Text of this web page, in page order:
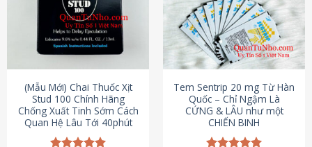
Các
tùy
chọn
được
chọn
trên
trang
sản
Các
tùy
chọn
có
thể
chọn
trên
trang
sản
(Mẫu Mới) Chai Thuốc Xịt
Stud 100 Chính Hãng
Chống Xuất Tinh Sớm Cách
Quan Hệ Lâu Tới 40phút
Tem Sentrip 20 mg Từ Hàn
Quốc – Chỉ Ngậm Là
CỨNG & LÂU như một
CHIẾN BINH